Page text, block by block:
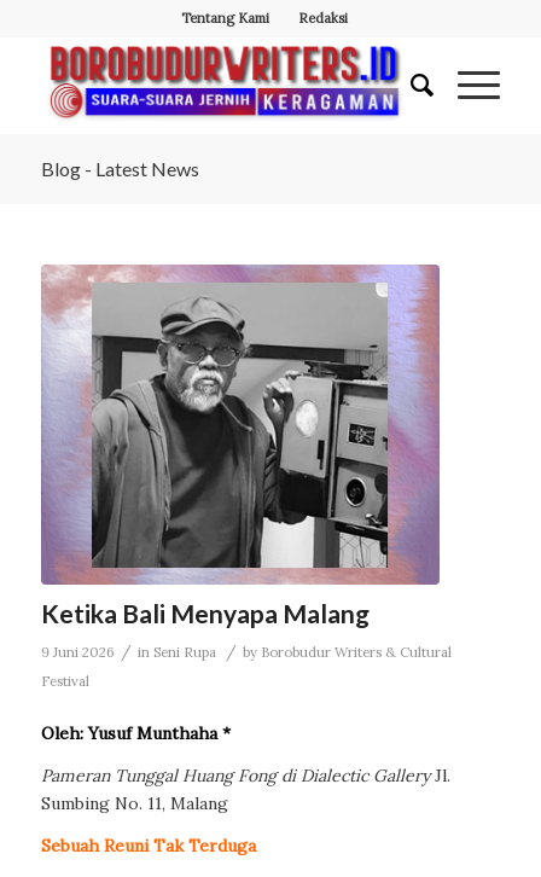
Tentang Kami Redaksi
Blog - Latest News
Ketika Bali Menyapa Malang
9 Juni 2026 / in Seni Rupa / by Borobudur Writers & Cultural
Festival
Oleh: Yusuf Munthaha *
Pameran Tunggal Huang Fong di Dialectic GalleryJl.
Sumbing No. 11, Malang
Sebuah Reuni Tak Terduga